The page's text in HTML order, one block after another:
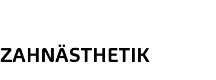
ZAHNÄSTHETIK